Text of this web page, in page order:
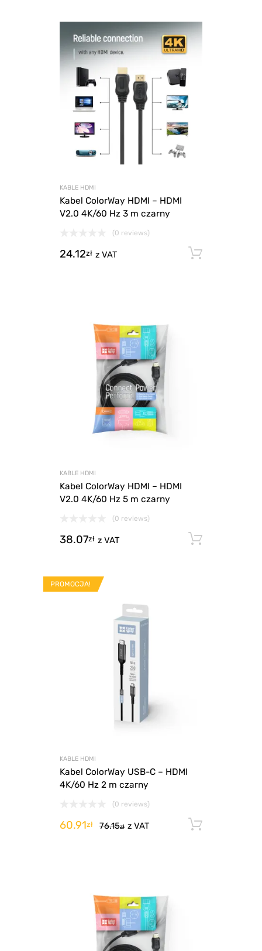
KABLE HDMI
Kabel ColorWay HDMI – HDMI
V2.0 4K/60 Hz 3 m czarny
(0 reviews)
24.12zł z VAT
KABLE HDMI
Kabel ColorWay HDMI – HDMI
V2.0 4K/60 Hz 5 m czarny
(0 reviews)
38.07zł z VAT
PROMOCJA!
KABLE HDMI
Kabel ColorWay USB-C – HDMI
4K/60 Hz 2 m czarny
(0 reviews)
76.15zł
60.91zł z VAT